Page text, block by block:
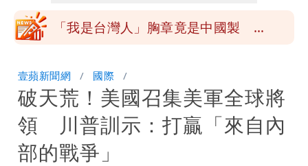
OL哀號：在同事眼前顏面盡失
「我是台灣人」胸章竟是中國製
晚至明下午受影響
颱風白海豚暴風圈縮小 未來強度有減弱
趨勢
壹蘋新聞網 國際
破天荒！美國召集美軍全球將
領 川普訓示：打贏「來自內
部的戰爭」